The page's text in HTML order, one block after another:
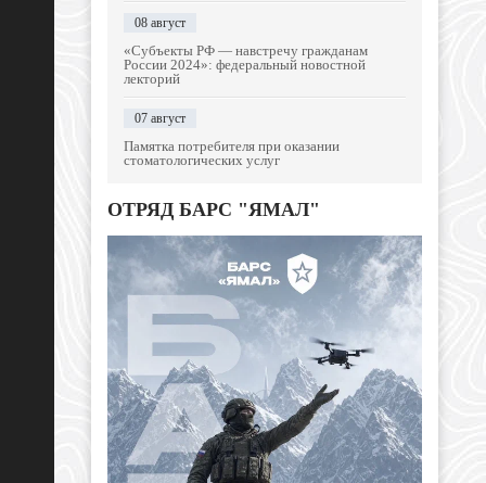
08 август
«Субъекты РФ — навстречу гражданам
России 2024»: федеральный новостной
лекторий
07 август
Памятка потребителя при оказании
стоматологических услуг
ОТРЯД БАРС "ЯМАЛ"